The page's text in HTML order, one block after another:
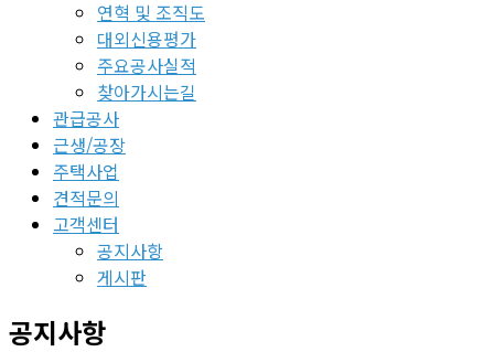
연혁 및 조직도
대외신용평가
주요공사실적
찾아가시는길
관급공사
근생/공장
주택사업
견적문의
고객센터
공지사항
게시판
공지사항